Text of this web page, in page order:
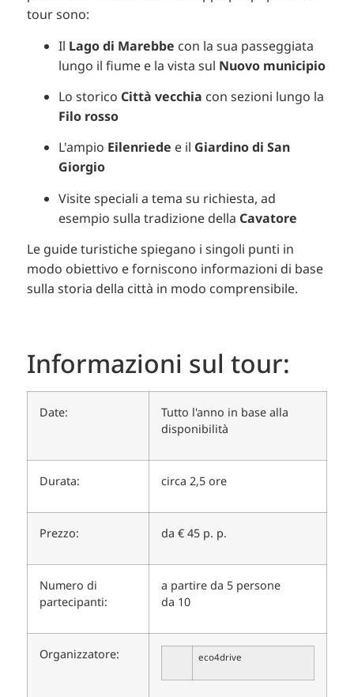
tour sono:
Il Lago di Marebbe con la sua passeggiata
lungo il fiume e la vista sul Nuovo municipio
Lo storico Città vecchia con sezioni lungo la
Filo rosso
L'ampio Eilenriede e il Giardino di San
Giorgio
Visite speciali a tema su richiesta, ad
esempio sulla tradizione della Cavatore
Le guide turistiche spiegano i singoli punti in
modo obiettivo e forniscono informazioni di base
sulla storia della città in modo comprensibile.
Informazioni sul tour:
Date:
Tutto l'anno in base alla
disponibilità
Durata: circa 2,5 ore
Prezzo: da € 45 p. p.
Numero di
partecipanti:
a partire da 5 persone
da 10
Organizzatore: eco4drive